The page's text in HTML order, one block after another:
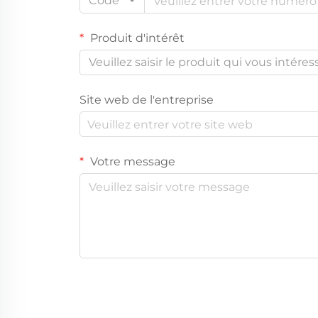
Produit d'intérêt
Veuillez saisir le produit qui vous
Site web de l'entreprise
Votre message